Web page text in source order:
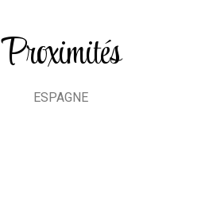
Proximités
ESPAGNE